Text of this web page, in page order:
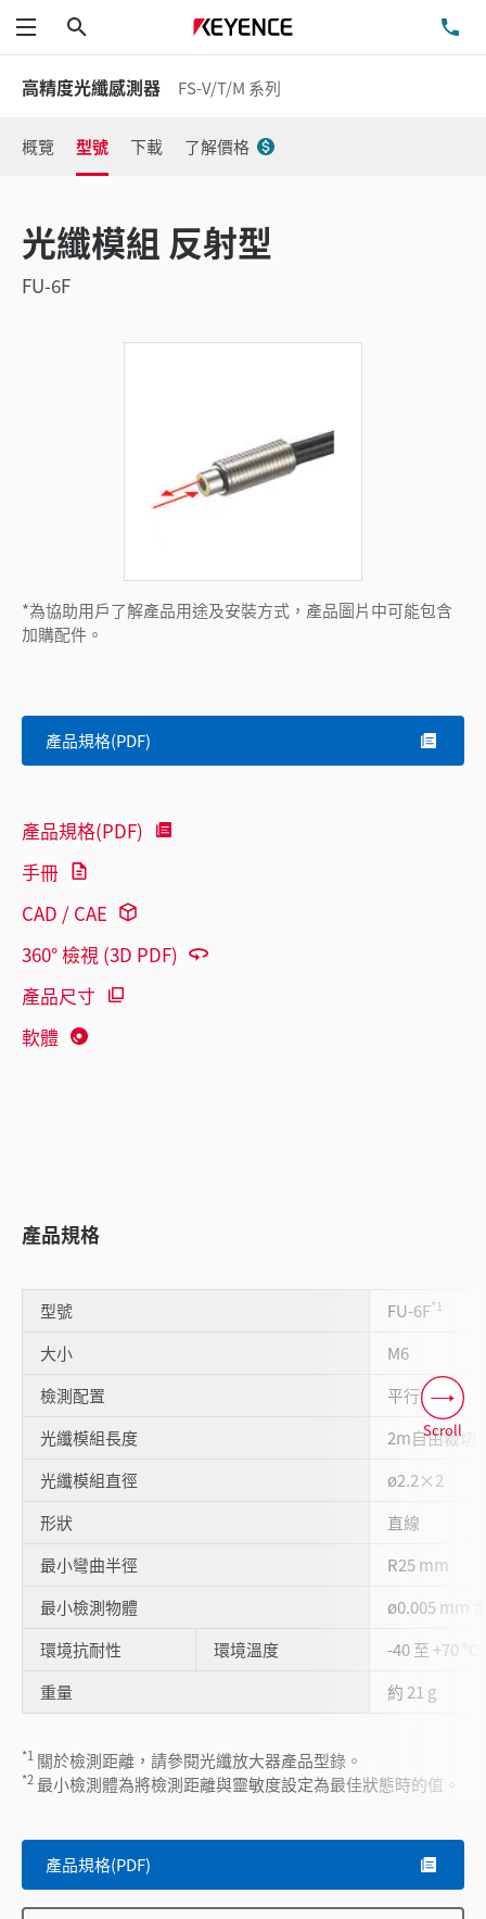
功能表
高精度光纖感測器 FS-V/T/M 系列
概覽 型號 下載 了解價格
光纖模組 反射型
FU-6F
*為協助用戶了解產品用途及安裝方式，產品圖片中可能包含
加購配件。
產品規格(PDF)
產品規格(PDF)
手冊
CAD / CAE
360° 檢視 (3D PDF)
產品尺寸
軟體
產品規格
型號 FU-6F*1
大小
M6
檢測配置
平行型
光纖模組長度
2m自由裁切
光纖模組直徑
ø2.2×2
形狀
直線
最小彎曲半徑
R25 mm
最小檢測物體
ø0.005 mm
環境抗耐性
環境溫度
-40 至 +70 °C
重量
約 21 g
*1 關於檢測距離，請參閱光纖放大器產品型錄。
*2 最小檢測體為將檢測距離與靈敏度設定為最佳狀態時的值。
Scroll
產品規格(PDF)